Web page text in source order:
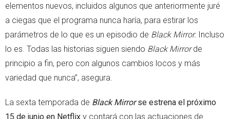
elementos nuevos, incluidos algunos que anteriormente juré
a ciegas que el programa nunca haría, para estirar los
parámetros de lo que es un episodio de Black Mirror. Incluso
lo es. Todas las historias siguen siendo Black Mirrorde
principio a fin, pero con algunos cambios locos y más
variedad que nunca”, asegura.
La sexta temporada de Black Mirrorse estrena el próximo
15 de junio en Netflix y contará con las actuaciones de